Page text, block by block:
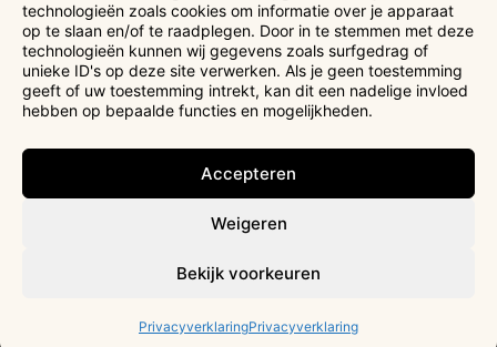
technologieën zoals cookies om informatie over je apparaat
op te slaan en/of te raadplegen. Door in te stemmen met deze
technologieën kunnen wij gegevens zoals surfgedrag of
unieke ID's op deze site verwerken. Als je geen toestemming
geeft of uw toestemming intrekt, kan dit een nadelige invloed
hebben op bepaalde functies en mogelijkheden.
Accepteren
Weigeren
Bekijk voorkeuren
PrivacyverklaringPrivacyverklaring
Bezoekersvoorwaarden
Huurvoorwaarden
Privacyverklaring
Ticketverkoop